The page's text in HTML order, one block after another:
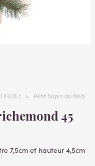
> Petit Sapin de Noël
7,5cm et hauteur 4,5cm